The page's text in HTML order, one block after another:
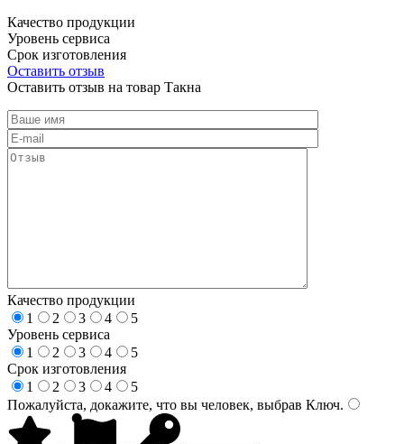
Качество продукции
Уровень сервиса
Срок изготовления
Оставить отзыв
Оставить отзыв на товар Такна
Качество продукции
1
2 3 4
5
Уровень сервиса
1
2 3 4
5
Срок изготовления
1
2 3 4
5
Пожалуйста, докажите, что вы человек, выбрав Ключ.